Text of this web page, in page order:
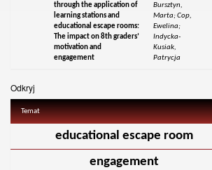
through the application of
learning stations and
educational escape rooms:
The impact on 8th graders’
motivation and
engagement
Bursztyn,
Marta; Cop,
Ewelina;
Indycka-
Kusiak,
Patrycja
Odkryj
Temat
educational escape room
engagement